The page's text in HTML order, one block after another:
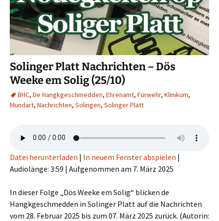
Solinger Platt Nachrichten – Dös
Weeke em Solig (25/10)
BHC, De Hangkgeschmedden, Ehrenamt, Fürwehr, Klinikum,
Mundart, Nachrichten, Solingen, Solinger Platt
Datei herunterladen | In neuem Fenster abspielen |
Audiolänge: 3:59 | Aufgenommen am 7. März 2025
In dieser Folge „Dös Weeke em Solig“ blicken de
Hangkgeschmedden in Solinger Platt auf die Nachrichten
vom 28. Februar 2025 bis zum 07. März 2025 zurück. (Autorin: